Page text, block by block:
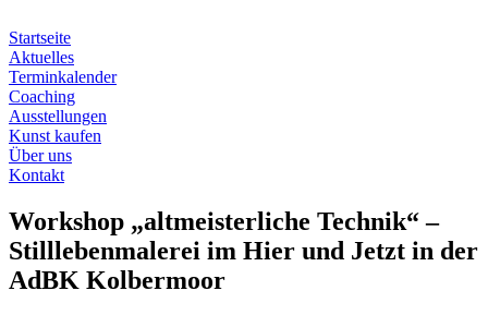
Inhalt
springen
Startseite
Aktuelles
Terminkalender
Coaching
Ausstellungen
Kunst kaufen
Über uns
Kontakt
Workshop „altmeisterliche Technik“ –
Stilllebenmalerei im Hier und Jetzt in der
AdBK Kolbermoor